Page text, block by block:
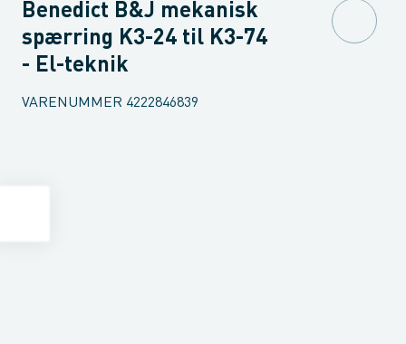
Benedict B&J mekanisk
spærring K3-24 til K3-74
- El-teknik
VARENUMMER 4222846839